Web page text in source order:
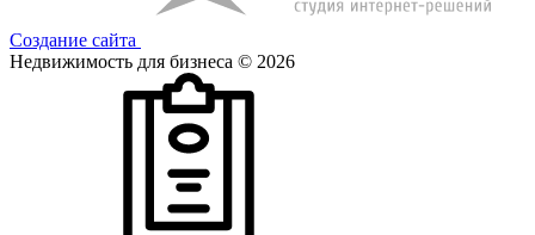
Создание сайта
Недвижимость для бизнеса © 2026